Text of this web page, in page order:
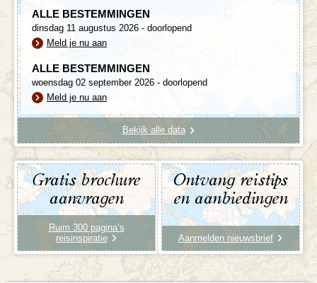
ALLE BESTEMMINGEN
dinsdag 11 augustus 2026 - doorlopend
Meld je nu aan
ALLE BESTEMMINGEN
woensdag 02 september 2026 - doorlopend
Meld je nu aan
Bekijk alle data
Gratis brochure
aanvragen
Ruim 300 pagina’s
reisinspiratie
Ontvang reistips
en aanbiedingen
Aanmelden nieuwsbrief